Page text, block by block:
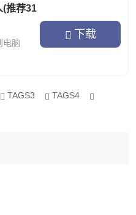
府责任，进一步健全完善全
理行政法规、分解执法任
任、确定考核目标。坚持做
核“三到位”，努力创建主体
实开展“五五”普法依法治理
经验的基础上，通过进一步
治理规划，各单位、各部门
(推荐31
电脑
下载
TAGS3
TAGS4